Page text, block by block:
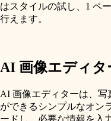
はスタイルの試し、1 ペ
行えます。
AI 画像エディ
AI 画像エディターは、写
ができるシンプルなオン